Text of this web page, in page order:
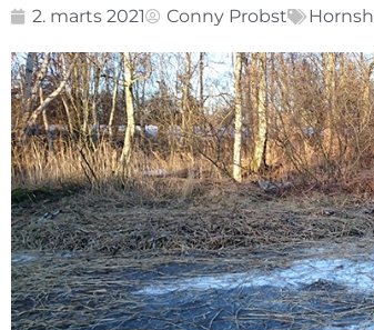
2. marts 2021 Conny Probst